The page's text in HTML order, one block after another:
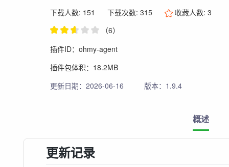
下载人数: 151 下载次数: 315 收藏人数:3
（6）
插件ID：ohmy-agent
插件包体积：18.2MB
更新日期：2026-06-16
版本：1.9.4
概述
更新记录